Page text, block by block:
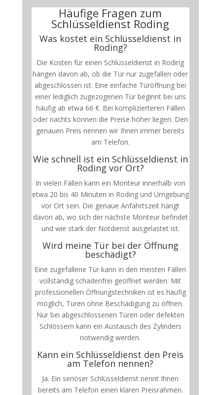
Häufige Fragen zum
Schlüsseldienst Roding
Was kostet ein Schlüsseldienst in
Roding?
Die Kosten für einen Schlüsseldienst in Roding
hängen davon ab, ob die Tür nur zugefallen oder
abgeschlossen ist. Eine einfache Türöffnung bei
einer lediglich zugezogenen Tür beginnt bei uns
häufig ab etwa 66 €. Bei komplizierteren Fällen
oder nachts können die Preise höher liegen. Den
genauen Preis nennen wir Ihnen immer bereits
am Telefon.
Wie schnell ist ein Schlüsseldienst in
Roding vor Ort?
In vielen Fällen kann ein Monteur innerhalb von
etwa 20 bis 40 Minuten in Roding und Umgebung
vor Ort sein. Die genaue Anfahrtszeit hängt
davon ab, wo sich der nächste Monteur befindet
und wie stark der Notdienst ausgelastet ist.
Wird meine Tür bei der Öffnung
beschädigt?
Eine zugefallene Tür kann in den meisten Fällen
vollständig schadenfrei geöffnet werden. Mit
professionellen Öffnungstechniken ist es häufig
möglich, Türen ohne Beschädigung zu öffnen.
Nur bei abgeschlossenen Türen oder defekten
Schlössern kann ein Austausch des Zylinders
notwendig werden.
Kann ein Schlüsseldienst den Preis
am Telefon nennen?
Ja. Ein seriöser Schlüsseldienst nennt Ihnen
bereits am Telefon einen klaren Preisrahmen.